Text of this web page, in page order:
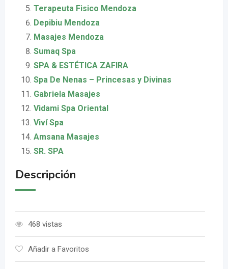
Terapeuta Fisico Mendoza
Depibiu Mendoza
Masajes Mendoza
Sumaq Spa
SPA & ESTÉTICA ZAFIRA
Spa De Nenas – Princesas y Divinas
Gabriela Masajes
Vidami Spa Oriental
Viví Spa
Amsana Masajes
SR. SPA
Descripción
468 vistas
Añadir a Favoritos